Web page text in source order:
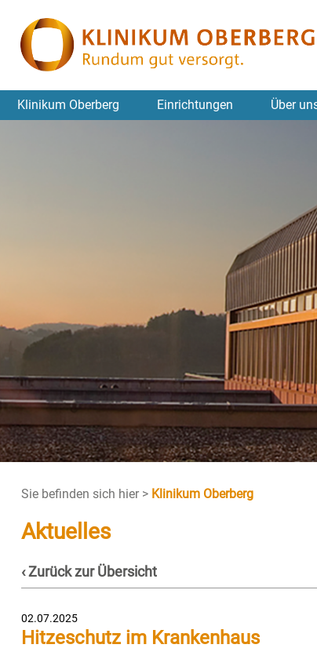
Klinikum Oberberg Einrichtungen Über
Sie befinden sich hier > Klinikum Oberberg
Aktuelles
‹ Zurück zur Übersicht
02.07.2025
Hitzeschutz im Krankenhaus